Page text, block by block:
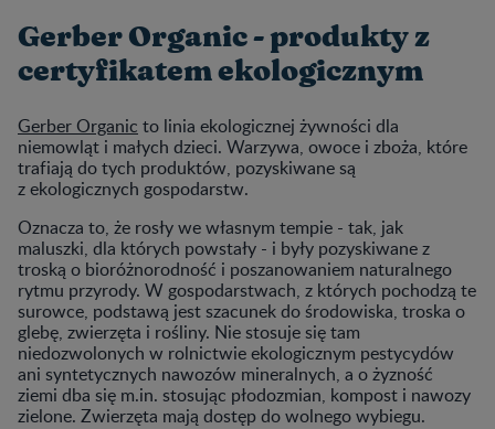
Gerber Organic - produkty z
certyfikatem ekologicznym
Gerber Organic to linia ekologicznej żywności dla
niemowląt i małych dzieci. Warzywa, owoce i zboża, które
trafiają do tych produktów, pozyskiwane są
z ekologicznych gospodarstw.
Oznacza to, że rosły we własnym tempie - tak, jak
maluszki, dla których powstały - i były pozyskiwane z
troską o bioróżnorodność i poszanowaniem naturalnego
rytmu przyrody. W gospodarstwach, z których pochodzą te
surowce, podstawą jest szacunek do środowiska, troska o
glebę, zwierzęta i rośliny. Nie stosuje się tam
niedozwolonych w rolnictwie ekologicznym pestycydów
ani syntetycznych nawozów mineralnych, a o żyzność
ziemi dba się m.in. stosując płodozmian, kompost i nawozy
zielone. Zwierzęta mają dostęp do wolnego wybiegu.